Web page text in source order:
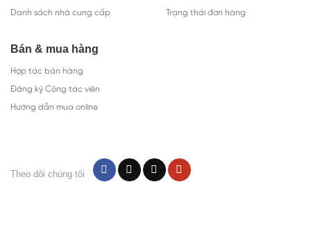
Danh sách nhà cung cấp Trạng thái đơn hàng
Bán & mua hàng
Hợp tác bán hàng
Đăng ký Cộng tác viên
Hướng dẫn mua online
Theo dõi chúng tôi